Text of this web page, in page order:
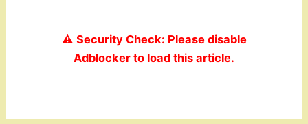
⚠️ Security Check: Please disable
Adblocker to load this article.